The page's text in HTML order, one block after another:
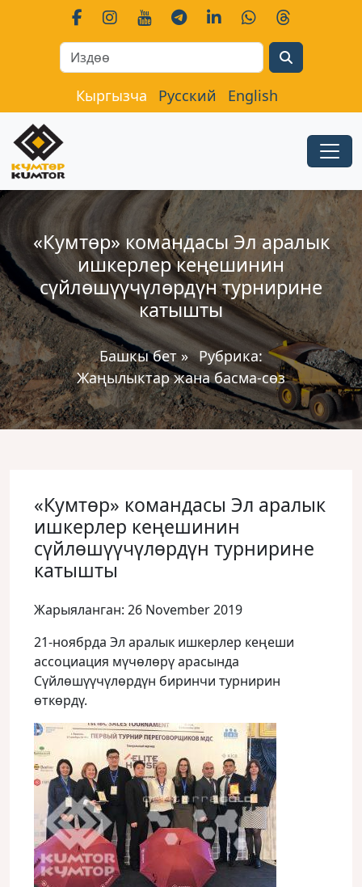
Кыргызча Русский English
«Кумтөр» командасы Эл аралык
ишкерлер кеңешинин
сүйлөшүүчүлөрдүн турнирине
катышты
Башкы бет» Рубрика:
Жаңылыктар жана басма-сөз
«Кумтөр» командасы Эл аралык
ишкерлер кеңешинин
сүйлөшүүчүлөрдүн турнирине
катышты
Жарыяланган: 26 November 2019
21-ноябрда Эл аралык ишкерлер кеңеши
ассоциация мүчөлөрү арасында
Сүйлөшүүчүлөрдүн биринчи турнирин
өткөрдү.